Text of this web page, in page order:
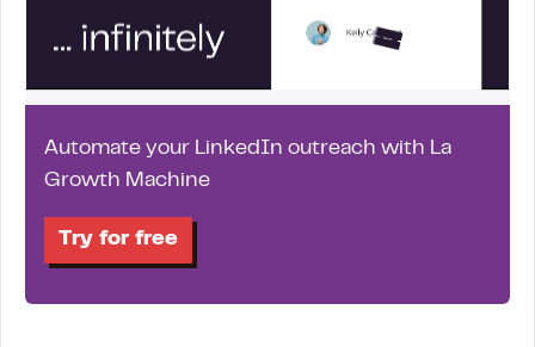
Automate your LinkedIn outreach with La
Growth Machine
Try for free